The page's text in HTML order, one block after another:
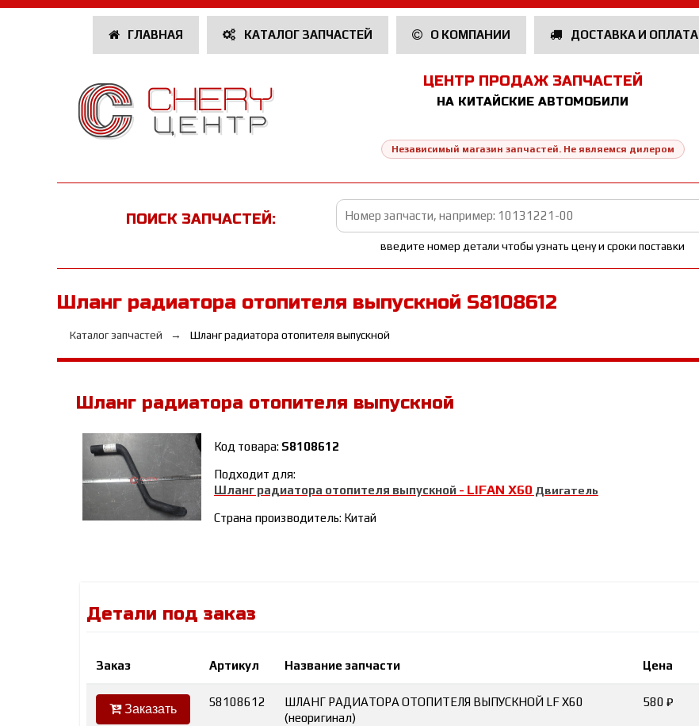
ГЛАВНАЯ КАТАЛОГ ЗАПЧАСТЕЙ О КОМПАНИИ ДОСТАВКА И ОПЛАТА
ЦЕНТР ПРОДАЖ ЗАПЧАСТЕЙ
НА КИТАЙСКИЕ АВТОМОБИЛИ
Независимый магазин запчастей. Не являемся дилером
ПОИСК ЗАПЧАСТЕЙ:
введите номер детали чтобы узнать цену и сроки поставки
Шланг радиатора отопителя выпускной S8108612
Каталог запчастей Шланг радиатора отопителя выпускной
Шланг радиатора отопителя выпускной
Код товара: S8108612
Подходит для:
Шланг радиатора отопителя выпускной - LIFAN Х60 Двигатель
Страна производитель: Китай
Детали под заказ
Заказ Артикул Название запчасти Цена
Заказать
S8108612
ШЛАНГ РАДИАТОРА ОТОПИТЕЛЯ ВЫПУСКНОЙ LF X60
(неоригинал)
580 ₽